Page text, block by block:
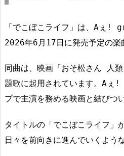
「でこぼこライフ」は、Aぇ!
2026年6月17日に発売予定の楽
同曲は、映画『おそ松さん
題歌に起用されています。A
プで主演を務める映画と結びつ
タイトルの「でこぼこライフ」
日々を前向きに進んでいくよう